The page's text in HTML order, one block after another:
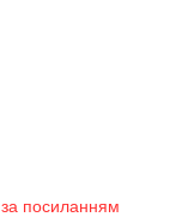
за посиланням